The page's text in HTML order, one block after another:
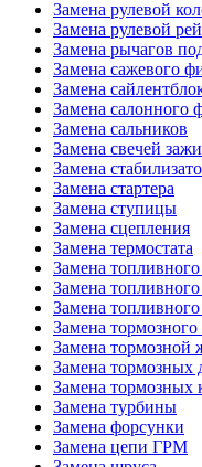
Замена рулевой
Замена рулевой
Замена рычагов
Замена сажевого
Замена
Замена салонного
Замена сальников
Замена свечей
Замена
Замена стартера
Замена ступицы
Замена сцепления
Замена термостата
Замена топливного
Замена топливного
Замена
Замена
Замена тормозной
Замена тормозных
Замена тормозных
Замена турбины
Замена форсунки
Замена цепи ГРМ